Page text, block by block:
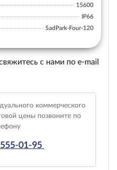
15600
IP66
SadPark-Four-120
с нами по e-mail
коммерческого
цены позвоните по
01-95